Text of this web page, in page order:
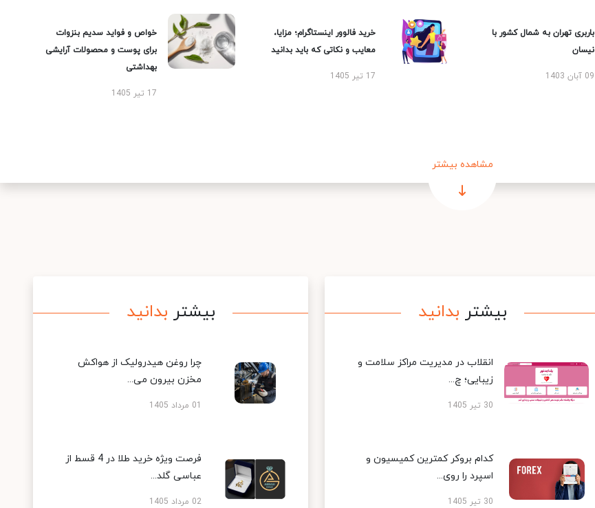
باربری تهران به شمال کشور با
نیسان
09 آبان 1403
خرید فالوور اینستاگرام؛ مزایا،
معایب و نکاتی که باید بدانید
17 تیر 1405
خواص و فواید سدیم بنزوات
برای پوست و محصولات آرایشی
بهداشتی
17 تیر 1405
مشاهده بیشتر
بیشتر بدانید
انقلاب در مدیریت مراکز سلامت و
زیبایی؛ چ...
30 تیر 1405
کدام بروکر کمترین کمیسیون و
اسپرد را روی...
30 تیر 1405
بیشتر بدانید
چرا روغن هیدرولیک از هواکش
مخزن بیرون می...
01 مرداد 1405
فرصت ویژه خرید طلا در 4 قسط از
عباسی گلد...
02 مرداد 1405